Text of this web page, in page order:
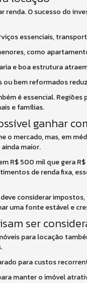
renda. O sucesso do
essenciais,
como
e boa estrutura
bem reformados
é essencial.
e famílias.
ganhar
o mercado, mas, em
maior.
R$ 500 mil que gera
de renda fixa,
considerar
uma fonte estável e
ser
para locação
para custos
manter o imóvel